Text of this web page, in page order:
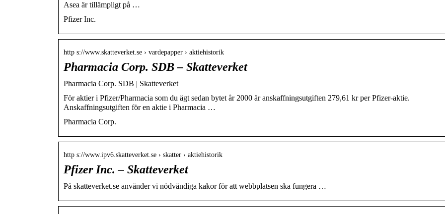
Asea är tillämpligt på …
Pfizer Inc.
http s://www.skatteverket.se › vardepapper › aktiehistorik
Pharmacia Corp. SDB – Skatteverket
Pharmacia Corp. SDB | Skatteverket
För aktier i Pfizer/Pharmacia som du ägt sedan bytet år 2000 är anskaffningsutgiften 279,61 kr per Pfizer-aktie.
Anskaffningsutgiften för en aktie i Pharmacia …
Pharmacia Corp.
http s://www.ipv6.skatteverket.se › skatter › aktiehistorik
Pfizer Inc. – Skatteverket
På skatteverket.se använder vi nödvändiga kakor för att webbplatsen ska fungera …